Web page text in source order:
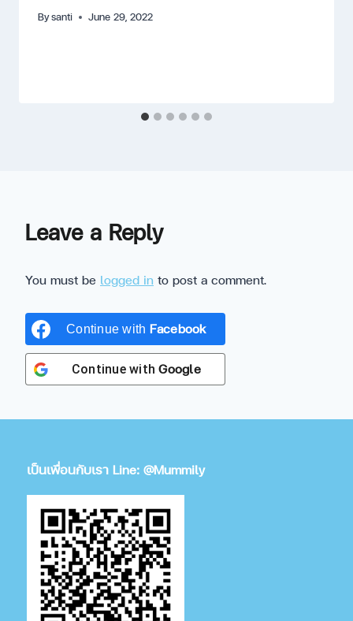
Bysanti June 29, 2022
Leave a Reply
You must be logged in to post a comment.
Continue with Facebook
Continue withGoogle
เป็นเพื่อนกับเรา Line: @Mummily